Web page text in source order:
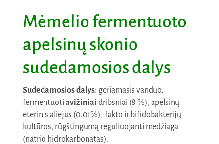
Mėmelio fermentuoto
apelsinų skonio
sudedamosios dalys
Sudedamosios dalys: geriamasis vanduo,
fermentuoti avižiniai dribsniai (8 %), apelsinų
eterinis aliejus (0.01%), lakto ir bifidobakterijų
kultūros, rūgštingumą reguliuojanti medžiaga
(natrio hidrokarbonatas).